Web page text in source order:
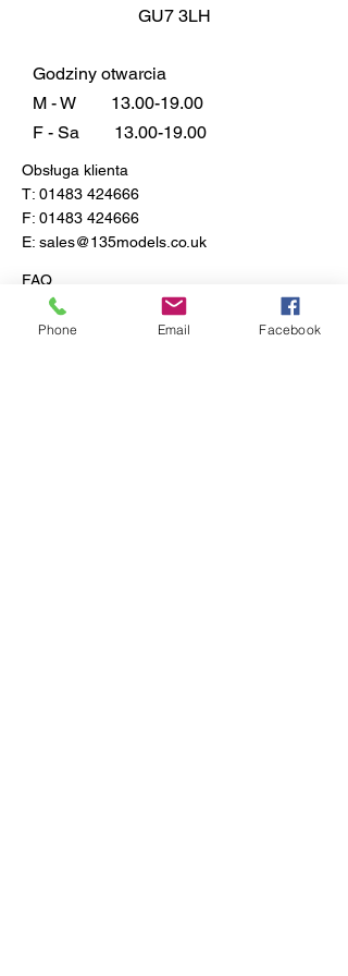
GU7 3LH
Godziny otwarcia
M - W
13.00-19.00
F - Sa
13.00-19.00
Obsługa klienta
T: 01483 424666
F: 01483 424666
E: sales@135models.co.uk
FAQ
Dostawa i zwroty
Zasady sklepu
Phone Email Facebook